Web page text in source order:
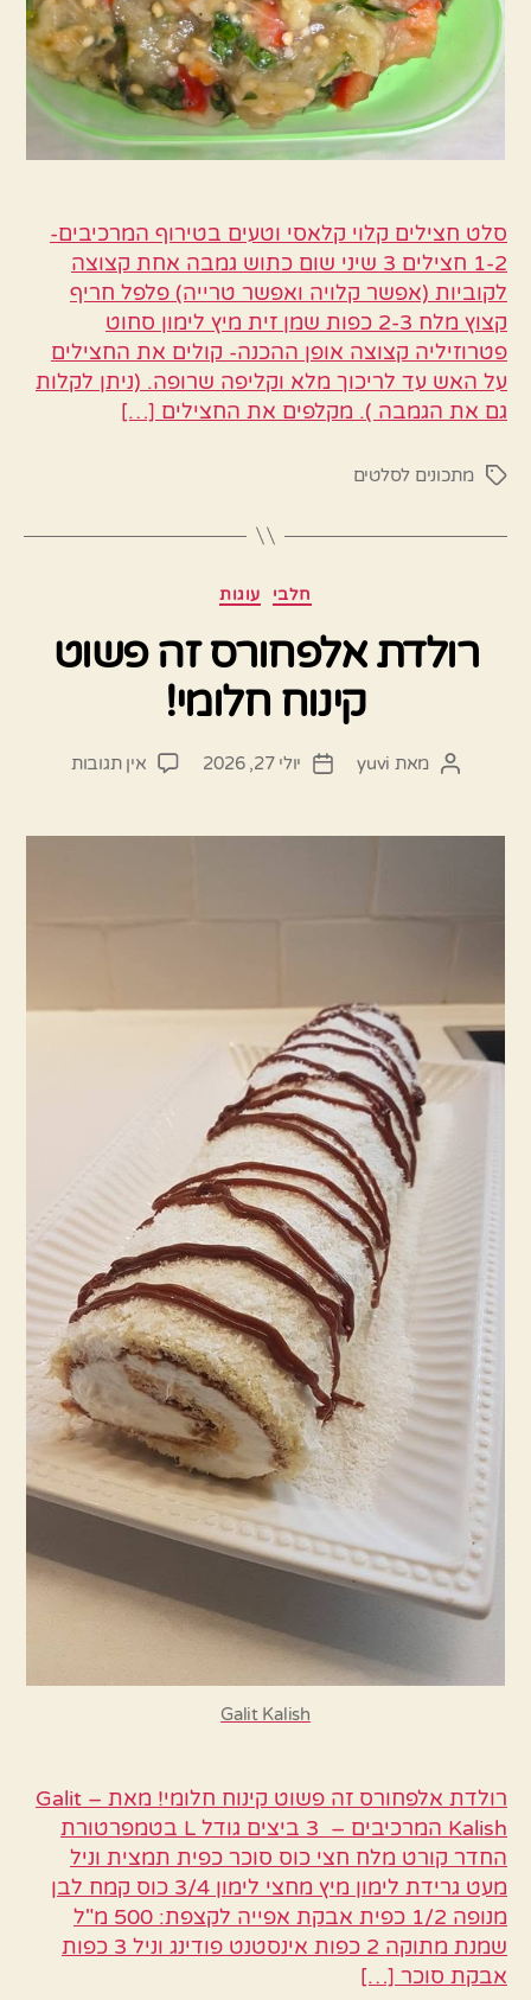
סלט חצילים קלוי קלאסי וטעים בטירוף המרכיבים-
1-2 חצילים 3 שיני שום כתוש גמבה אחת קצוצה
לקוביות (אפשר קלויה ואפשר טרייה) פלפל חריף
קצוץ מלח 2-3 כפות שמן זית מיץ לימון סחוט
פטרוזיליה קצוצה אופן ההכנה- קולים את החצילים
על האש עד לריכוך מלא וקליפה שרופה. (ניתן לקלות
גם את הגמבה ). מקלפים את החצילים […]
תגיותמתכונים לסלטים
קטגוריות חלבי עוגות
רולדת אלפחורס זה פשוט
קינוח חלומי!
המחבר
מאת yuvi
תאריך
יולי 27, 2026 אין תגובות
זה
Galit Kalish
רולדת אלפחורס זה פשוט קינוח חלומי! מאת – Galit
Kalish המרכיבים – 3 ביצים גודל L בטמפרטורת
החדר קורט מלח חצי כוס סוכר כפית תמצית וניל
מעט גרידת לימון מיץ מחצי לימון 3/4 כוס קמח לבן
מנופה 1/2 כפית אבקת אפייה לקצפת: 500 מ"ל
שמנת מתוקה 2 כפות אינסטנט פודינג וניל 3 כפות
אבקת סוכר […]